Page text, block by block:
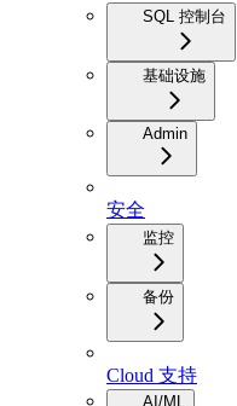
SQL 控制台
基础设施
Admin
安全
监控
备份
Cloud 支持
AI/ML